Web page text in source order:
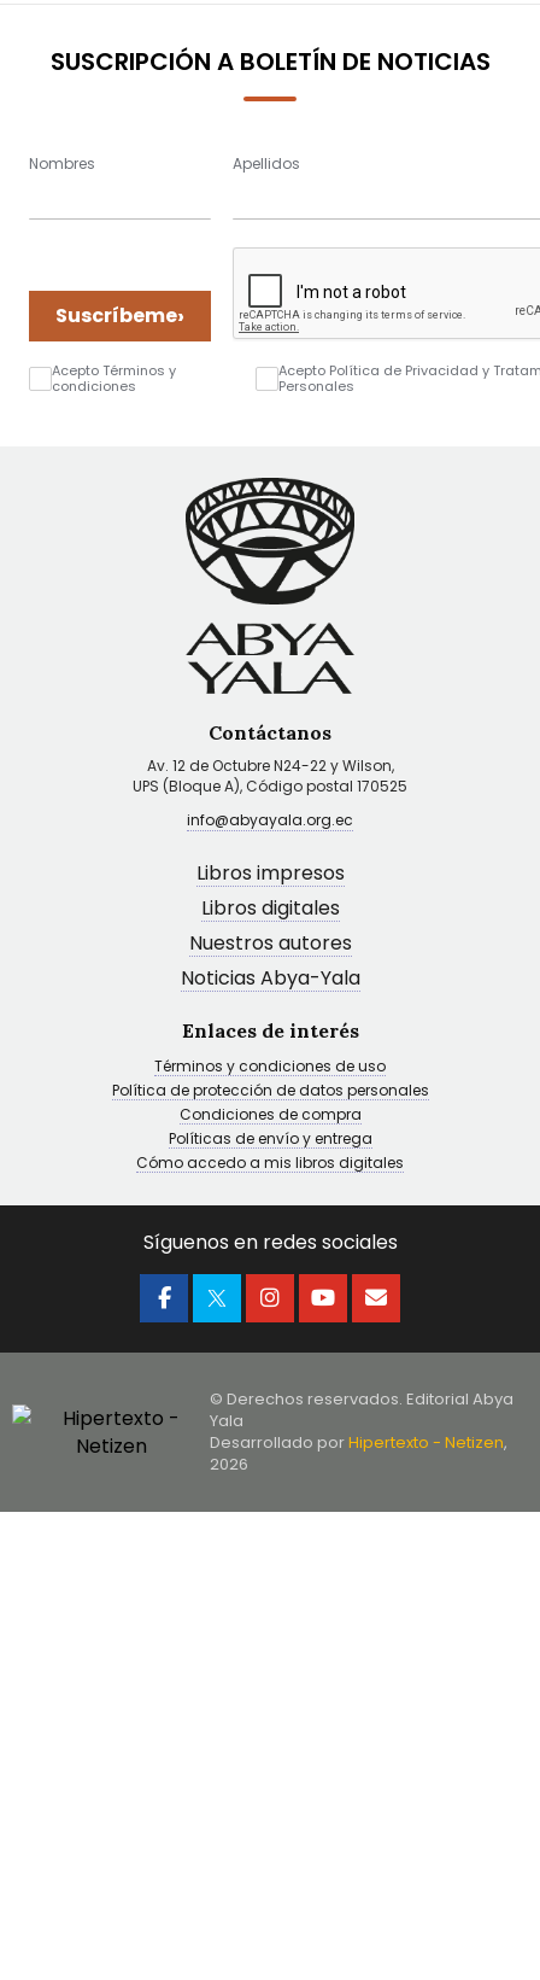
SUSCRIPCIÓN A BOLETÍN DE NOTICIAS
Nombres Apellidos
Suscríbeme›
Acepto Términos y
condiciones
Acepto Política de Privacidad y
Personales
Contáctanos
Av. 12 de Octubre N24-22 y Wilson,
UPS (Bloque A), Código postal 170525
info@abyayala.org.ec
Libros impresos
Libros digitales
Nuestros autores
Noticias Abya-Yala
Enlaces de interés
Términos y condiciones de uso
Política de protección de datos personales
Condiciones de compra
Políticas de envío y entrega
Cómo accedo a mis libros digitales
Síguenos en redes sociales
© Derechos reservados. Editorial Abya
Yala
Desarrollado porHipertexto - Netizen,
2026